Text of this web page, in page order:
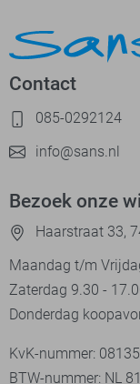
Contact
085-0292124
info@sans.nl
Bezoek onze
Haarstraat 33,
Maandag t/m
Zaterdag 9.30 -
Donderdag
KvK-nummer:
BTW-nummer: NL